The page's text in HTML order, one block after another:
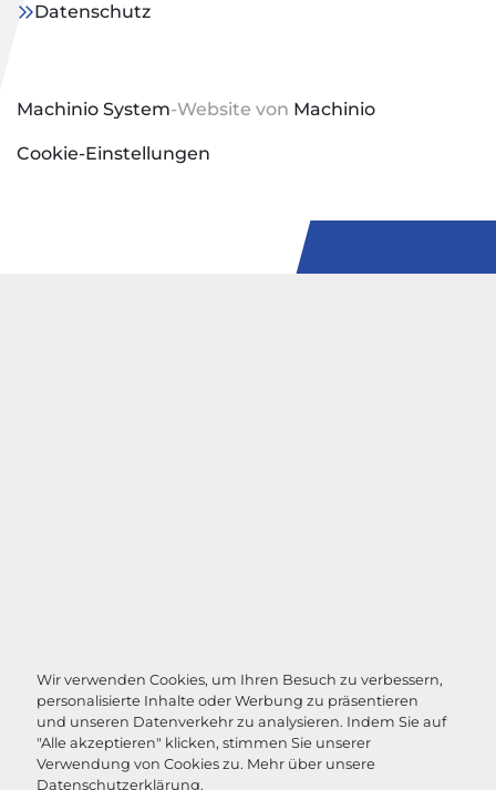
Wir verwenden Cookies, um Ihren Besuch zu verbessern,
personalisierte Inhalte oder Werbung zu präsentieren
und unseren Datenverkehr zu analysieren. Indem Sie auf
"Alle akzeptieren" klicken, stimmen Sie unserer
Verwendung von Cookies zu. Mehr über unsere
Datenschutzerklärung.
Datenschutz
Machinio System-Website von Machinio
Cookie-Einstellungen